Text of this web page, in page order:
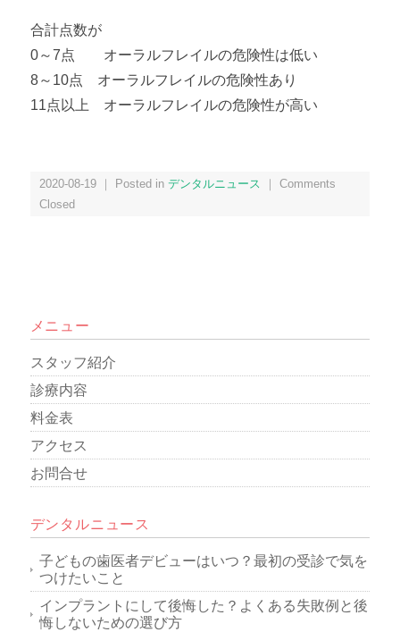
合計点数が
0～7点 オーラルフレイルの危険性は低い
8～10点 オーラルフレイルの危険性あり
11点以上 オーラルフレイルの危険性が高い
2020-08-19 ｜ Posted in デンタルニュース
Comments
Closed
メニュー
スタッフ紹介
診療内容
料金表
アクセス
お問合せ
デンタルニュース
子どもの歯医者デビューはいつ？最初の受診で気を
つけたいこと
インプラントにして後悔した？よくある失敗例と後
悔しないための選び方